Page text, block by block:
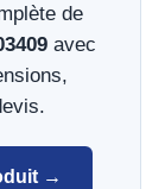
de
avec
→